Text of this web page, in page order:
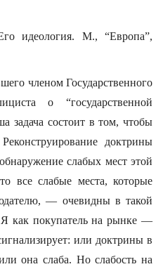
идеология. М., “Европа”,
членом Государственного
о “государственной
состоит в том, чтобы
доктрины
слабых мест этой
все слабые места, которые
— очевидны в такой
как покупатель на рынке —
или доктрины в
она слаба. Но слабость на